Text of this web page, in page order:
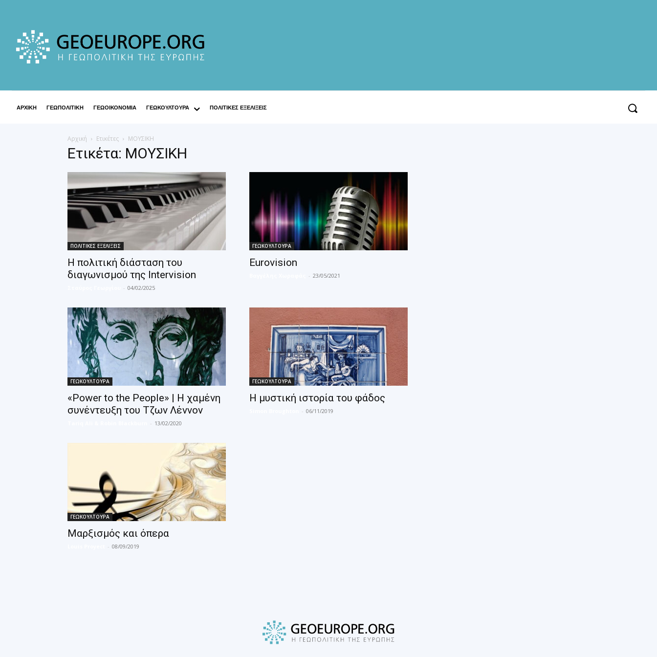
ΑΡΧΙΚΗ ΓΕΩΠΟΛΙΤΙΚΗ ΓΕΩΟΙΚΟΝΟΜΙΑ ΓΕΩΚΟΥΛΤΟΥΡΑ ΠΟΛΙΤΙΚΕΣ ΕΞΕΛΙΞΕΙΣ
Αρχική Ετικέτες ΜΟΥΣΙΚΗ
Ετικέτα: ΜΟΥΣΙΚΗ
ΠΟΛΙΤΙΚΕΣ ΕΞΕΛΙΞΕΙΣ
Η πολιτική διάσταση του
διαγωνισμού της Intervision
- 04/02/2025
ΓΕΩΚΟΥΛΤΟΥΡΑ
Eurovision
- 23/05/2021
ΓΕΩΚΟΥΛΤΟΥΡΑ
«Power to the People» | Η χαμένη
συνέντευξη του Τζων Λέννον
- 13/02/2020
ΓΕΩΚΟΥΛΤΟΥΡΑ
Η μυστική ιστορία του φάδος
- 06/11/2019
ΓΕΩΚΟΥΛΤΟΥΡΑ
Μαρξισμός και όπερα
- 08/09/2019